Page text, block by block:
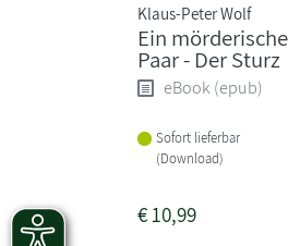
Klaus-Peter Wolf
Ein
Paar - Der Sturz
eBook (epub)
Sofort lieferbar
(Download)
€10,99